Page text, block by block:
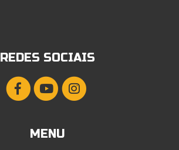
REDES SOCIAIS
MENU